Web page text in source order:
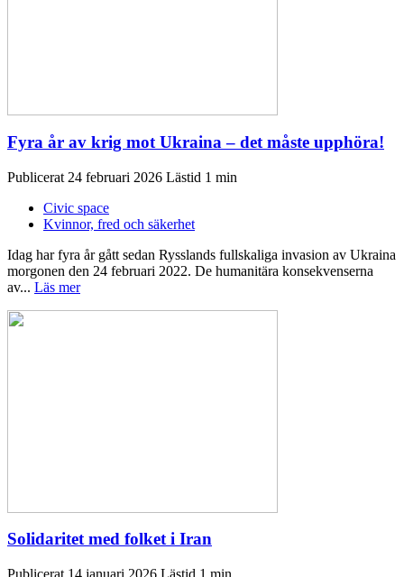
Fyra år av krig mot Ukraina – det måste upphöra!
Publicerat 24 februari 2026
Civic space
Kvinnor, fred och säkerhet
Idag har fyra år gått sedan Rysslands fullskaliga invasion av Ukraina
morgonen den 24 februari 2022. De humanitära konsekvenserna
av... Läs mer
Solidaritet med folket i Iran
Publicerat 14 januari 2026